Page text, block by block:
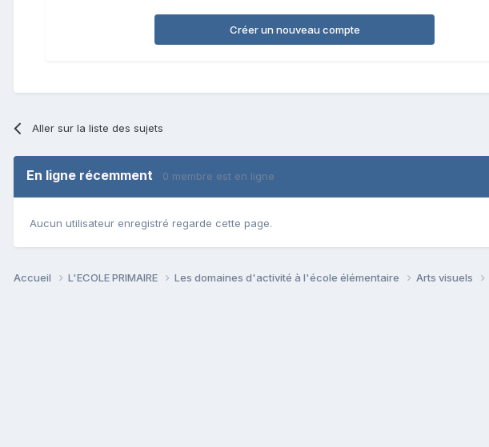
Créer un nouveau compte
Aller sur la liste des sujets
En ligne récemment 0 membre est en ligne
Aucun utilisateur enregistré regarde cette page.
Accueil L'ECOLE PRIMAIRE Les domaines d'activité à l'école élémentaire Arts visuels